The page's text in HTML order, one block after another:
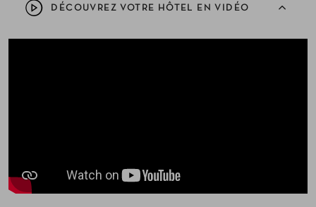
DÉCOUVREZ VOTRE HÔTEL EN VIDÉO